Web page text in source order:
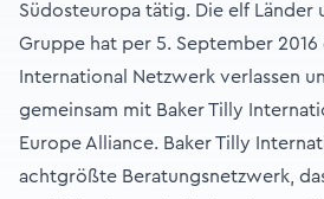
Südosteuropa tätig. Die elf Länder
Gruppe hat per 5. September
International Netzwerk verlassen
gemeinsam mit Baker Tilly
Europe Alliance. Baker Tilly
achtgrößte Beratungsnetzwerk,